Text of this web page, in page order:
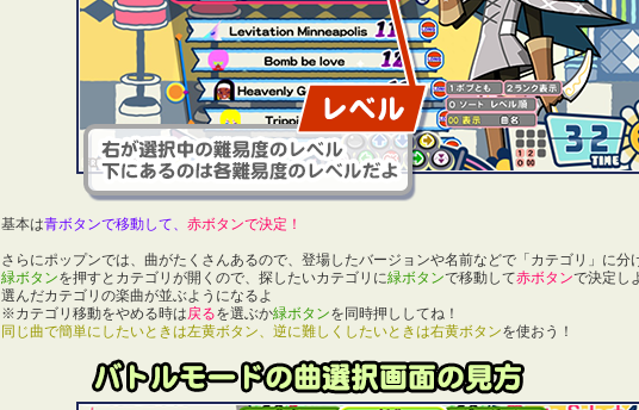
基本は青ボタンで移動して、 赤ボタンで決定！
さらにポップンでは、曲がたくさんあるので、登場したバージョンや名前などで「カテゴリ」に分
緑ボタンを押すとカテゴリが開くので、探したいカテゴリに緑ボタンで移動して赤ボタンで決定し
選んだカテゴリの楽曲が並ぶようになるよ
※カテゴリ移動をやめる時は戻るを選ぶか緑ボタンを同時押ししてね！
同じ曲で簡単にしたいときは左黄ボタン、逆に難しくしたいときは右黄ボタンを使おう！